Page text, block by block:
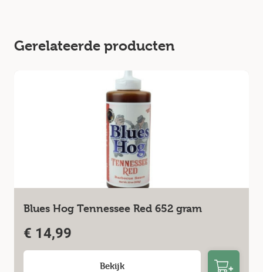
Gerelateerde producten
Blues Hog Tennessee Red 652 gram
€ 14,99
Bekijk